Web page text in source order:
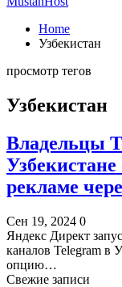
Home
Узбекистан
просмотр тегов
Узбекистан
Владельцы
рекламе
Сен 19, 2024 0
Яндекс Директ
каналов Telegram в
опцию…
Свежие записи